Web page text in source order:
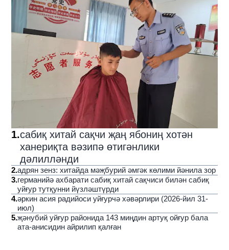
1.сабиқ хитай сақчи җаң ябониң хотән
ханериқта вәзипә өтигәнлики
дәлилләнди
2.адрян зенз: хитайда мәҗбурий әмгәк көлими йәнила зор
3.германийә ахбарати сабиқ хитай сақчиси билән сабиқ
уйғур тутқунни йүзләштүрди
4.әркин асия радийоси уйғурчә хәвәрлири (2026-йил 31-
июл)
5.җәнубий уйғур районида 143 миңдин артуқ ойғур бала
ата-анисидин айрилип қалған